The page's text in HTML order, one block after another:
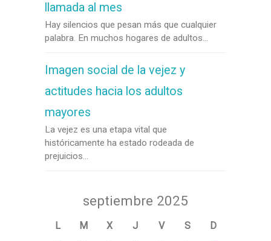
llamada al mes
Hay silencios que pesan más que cualquier
palabra. En muchos hogares de adultos...
Imagen social de la vejez y
actitudes hacia los adultos
mayores
La vejez es una etapa vital que
históricamente ha estado rodeada de
prejuicios...
septiembre 2025
L M X J V S
D